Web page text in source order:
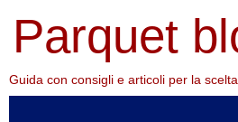
Parquet
Guida con consigli e articoli per la